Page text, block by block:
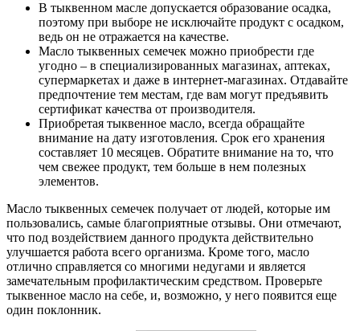
В тыквенном масле допускается образование осадка,
поэтому при выборе не исключайте продукт с осадком,
ведь он не отражается на качестве.
Масло тыквенных семечек можно приобрести где
угодно – в специализированных магазинах, аптеках,
супермаркетах и даже в интернет-магазинах. Отдавайте
предпочтение тем местам, где вам могут предъявить
сертификат качества от производителя.
Приобретая тыквенное масло, всегда обращайте
внимание на дату изготовления. Срок его хранения
составляет 10 месяцев. Обратите внимание на то, что
чем свежее продукт, тем больше в нем полезных
элементов.
Масло тыквенных семечек получает от людей, которые им
пользовались, самые благоприятные отзывы. Они отмечают,
что под воздействием данного продукта действительно
улучшается работа всего организма. Кроме того, масло
отлично справляется со многими недугами и является
замечательным профилактическим средством. Проверьте
тыквенное масло на себе, и, возможно, у него появится еще
один поклонник.